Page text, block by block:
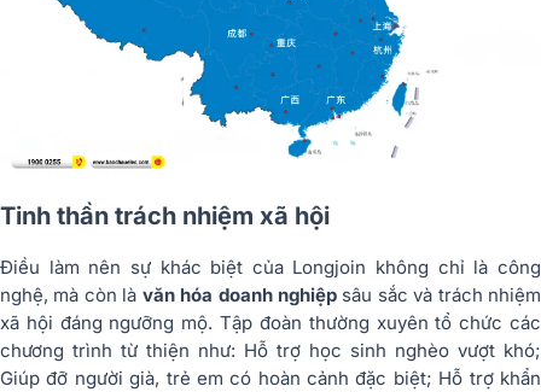
Tinh thần trách nhiệm xã hội
Điều làm nên sự khác biệt của Longjoin không chỉ là công
nghệ, mà còn là văn hóa doanh nghiệpsâu sắc và trách nhiệm
xã hội đáng ngưỡng mộ. Tập đoàn thường xuyên tổ chức các
chương trình từ thiện như: Hỗ trợ học sinh nghèo vượt khó;
Giúp đỡ người già, trẻ em có hoàn cảnh đặc biệt; Hỗ trợ khẩn